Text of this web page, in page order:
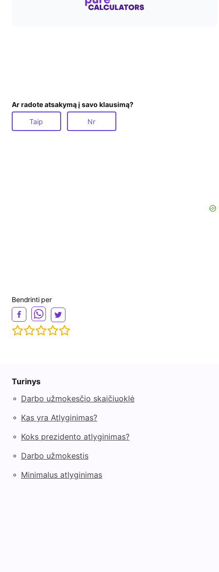
Ar radote atsakymą į savo klausimą?
Taip Nr
Bendrinti per
Turinys
◦ Darbo užmokesčio skaičiuoklė
◦ Kas yra Atlyginimas?
◦ Koks prezidento atlyginimas?
◦ Darbo užmokestis
◦ Minimalus atlyginimas